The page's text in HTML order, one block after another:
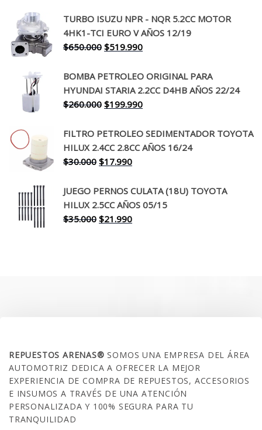
original
era:
$130.000.
actual
es:
$94.990.
TURBO ISUZU NPR - NQR 5.2CC MOTOR
4HK1-TCI EURO V AÑOS 12/19
$650.000 El
original
era:
$650.000.
$519.990El
actual
es:
$519.990.
BOMBA PETROLEO ORIGINAL PARA
HYUNDAI STARIA 2.2CC D4HB AÑOS 22/24
$260.000 El
original
era:
$260.000.
$199.990El
actual
es:
FILTRO PETROLEO SEDIMENTADOR TOYOTA
HILUX 2.4CC 2.8CC AÑOS 16/24
$30.000 El
original
era:
$30.000.
$17.990El
actual
es:
$17.990.
JUEGO PERNOS CULATA (18U) TOYOTA
HILUX 2.5CC AÑOS 05/15
$35.000 El
$21.990El
REPUESTOS ARENAS®SOMOS UNA EMPRESA DEL ÁREA
AUTOMOTRIZ DEDICA A OFRECER LA MEJOR
EXPERIENCIA DE COMPRA DE REPUESTOS, ACCESORIOS
E INSUMOS A TRAVÉS DE UNA ATENCIÓN
PERSONALIZADA Y 100% SEGURA PARA TU
TRANQUILIDAD